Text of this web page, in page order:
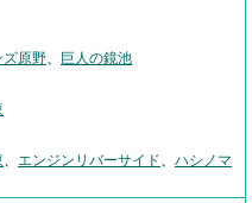
ズ原野、
巨人の鏡池
、 エンジンリバーサイド、 ハシノマ